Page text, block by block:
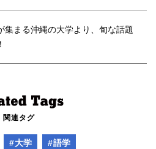
集まる沖縄の大学より、旬な話題
関連タグ
#大学 #語学